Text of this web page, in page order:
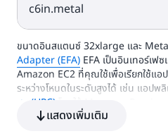
96 192
vCPU
128 256
c6in.metal
vCPU หน่วยค
128
ขนาดอินสแตนซ์ 32xlarge และ
Adapter (EFA) EFA เป็นอินเทอร์เฟ
Amazon EC2 ที่คุณใช้เพื่อเรียกใช้แอ
ระหว่างโหนดในระดับสูงได้ เช่น แอปพ
สูง (HPC)
AWS
แสดงเพิ่มเติม